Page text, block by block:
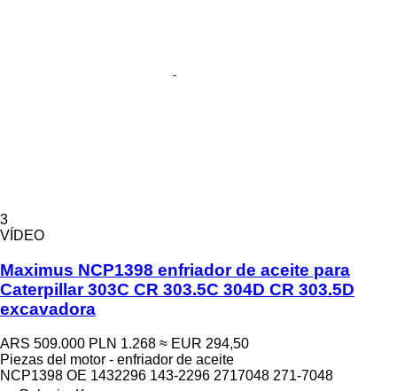
3
VÍDEO
Maximus NCP1398 enfriador de aceite para
Caterpillar 303C CR 303.5C 304D CR 303.5D
excavadora
ARS 509.000 PLN 1.268 ≈ EUR 294,50
Piezas del motor - enfriador de aceite
NCP1398 OE 1432296 143-2296 2717048 271-7048